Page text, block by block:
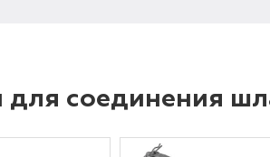
для соединения